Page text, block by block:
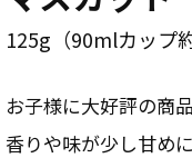
粉末
寒天製品
会社
125g（90mlカップ
お子様に大好評の商品
香りや味が少し甘め